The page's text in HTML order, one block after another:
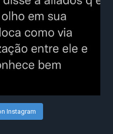
Instagram